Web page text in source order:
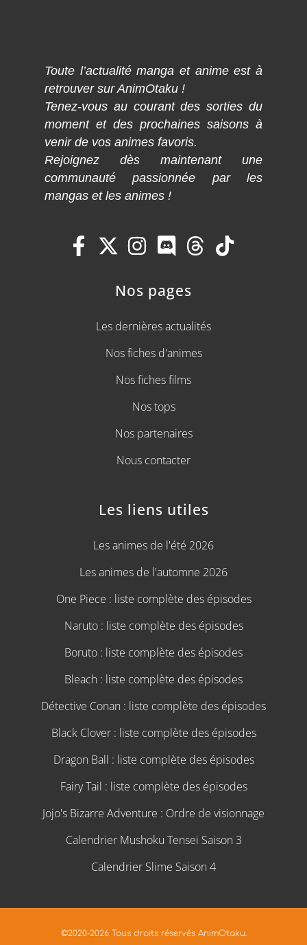
Toute l’actualité manga et anime est à
retrouver sur AnimOtaku !
Tenez-vous au courant des sorties du
moment et des prochaines saisons à
venir de vos animes favoris.
Rejoignez dès maintenant une
communauté passionnée par les
mangas et les animes !
Nos pages
Les dernières actualités
Nos fiches d'animes
Nos fiches films
Nos tops
Nos partenaires
Nous contacter
Les liens utiles
Les animes de l'été 2026
Les animes de l'automne 2026
One Piece : liste complète des épisodes
Naruto : liste complète des épisodes
Boruto : liste complète des épisodes
Bleach : liste complète des épisodes
Détective Conan : liste complète des épisodes
Black Clover : liste complète des épisodes
Dragon Ball : liste complète des épisodes
Fairy Tail : liste complète des épisodes
Jojo's Bizarre Adventure : Ordre de visionnage
Calendrier Mushoku Tensei Saison 3
Calendrier Slime Saison 4
©2020-2026 Tous droits réservés AnimOtaku.